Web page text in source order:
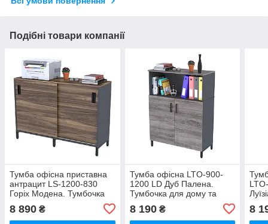
Подібні товари компанії
Тумба офісна приставна
антрацит LS-1200-830
Горіх Модена. Тумбочка
8 890 ₴
Тумба офісна LTО-900-
1200 LD Дуб Палена.
Тумбочка для дому та
8 190₴ 8